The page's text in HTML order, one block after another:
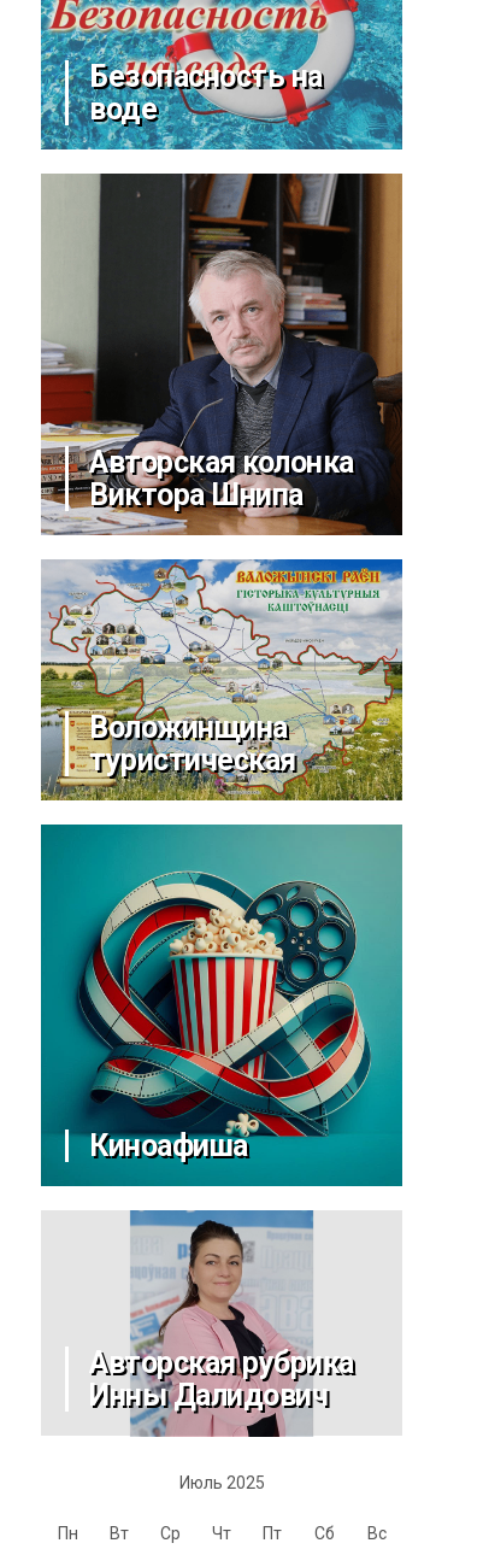
Безопасность на
воде
Авторская колонка
Виктора Шнипа
Воложинщина
туристическая
Киноафиша
Авторская рубрика
Инны Далидович
Июль 2025
Пн Вт Ср Чт Пт Сб Вс